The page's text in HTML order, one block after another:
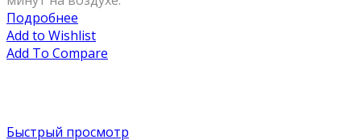
Подробнее
Add to Wishlist
Add To Compare
Быстрый просмотр